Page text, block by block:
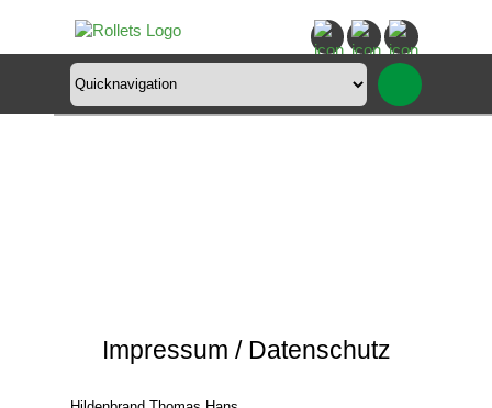
Zielseite
Impressum / Datenschutz